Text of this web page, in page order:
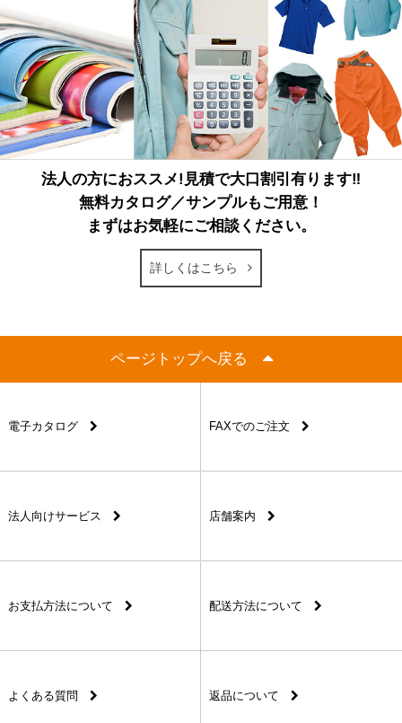
法人の方におススメ!見積で大口割引有ります‼
無料カタログ／サンプルもご用意！
まずはお気軽にご相談ください。
詳しくはこちら
ページトップへ戻る
電子カタログ FAXでのご注文
法人向けサービス 店舗案内
お支払方法について 配送方法について
よくある質問 返品について